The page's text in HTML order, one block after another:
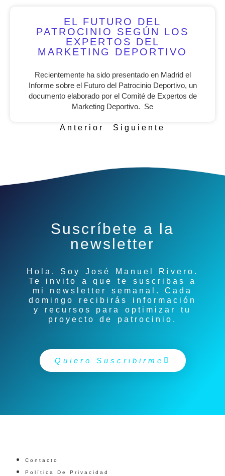
EL FUTURO DEL
PATROCINIO SEGÚN LOS
EXPERTOS DEL
MARKETING DEPORTIVO
Recientemente ha sido presentado en Madrid el
Informe sobre el Futuro del Patrocinio Deportivo, un
documento elaborado por el Comité de Expertos de
Marketing Deportivo. Se
Anterior Siguiente
Suscríbete a la
newsletter
Hola. Soy José Manuel Rivero .
Te invito a que te suscribas a
mi newsletter semanal. Cada
domingo recibirás información
y recursos para optimizar tu
proyecto de patrocinio.
Quiero Suscribirme
Contacto
Política De Privacidad